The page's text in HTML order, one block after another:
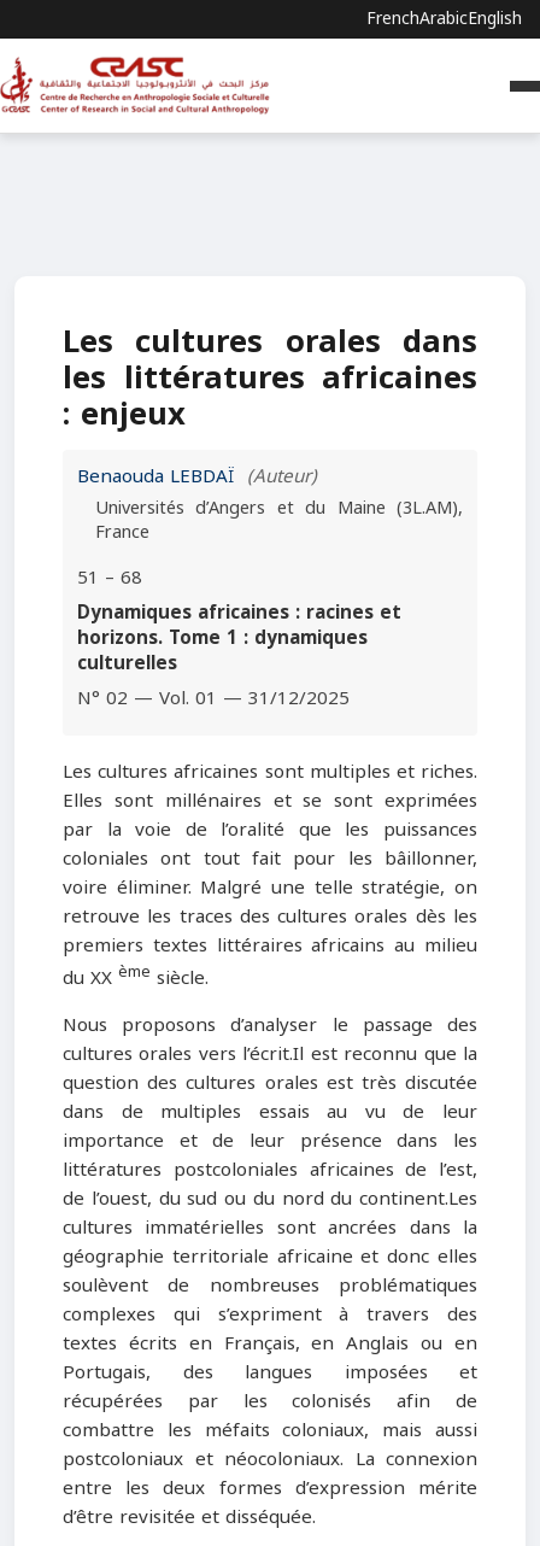
FrenchArabicEnglish
Les cultures orales dans
les littératures africaines
: enjeux
Benaouda LEBDAÏ (Auteur)
Universités d’Angers et du Maine (3L.AM),
France
51 – 68
Dynamiques africaines : racines et
horizons. Tome 1 : dynamiques
culturelles
N° 02 — Vol. 01 — 31/12/2025
Les cultures africaines sont multiples et riches.
Elles sont millénaires et se sont exprimées
par la voie de l’oralité que les puissances
coloniales ont tout fait pour les bâillonner,
voire éliminer. Malgré une telle stratégie, on
retrouve les traces des cultures orales dès les
premiers textes littéraires africains au milieu
du XX ème siècle.
Nous proposons d’analyser le passage des
cultures orales vers l’écrit.Il est reconnu que la
question des cultures orales est très discutée
dans de multiples essais au vu de leur
importance et de leur présence dans les
littératures postcoloniales africaines de l’est,
de l’ouest, du sud ou du nord du continent.Les
cultures immatérielles sont ancrées dans la
géographie territoriale africaine et donc elles
soulèvent de nombreuses problématiques
complexes qui s’expriment à travers des
textes écrits en Français, en Anglais ou en
Portugais, des langues imposées et
récupérées par les colonisés afin de
combattre les méfaits coloniaux, mais aussi
postcoloniaux et néocoloniaux. La connexion
entre les deux formes d’expression mérite
d’être revisitée et disséquée.